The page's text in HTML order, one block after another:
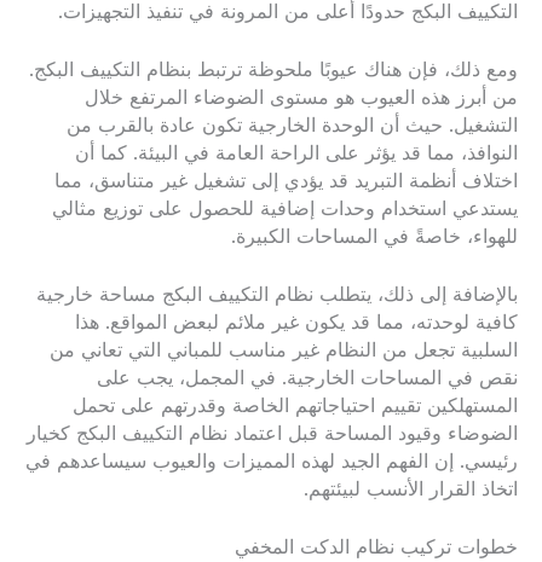
التكييف البكج حدودًا أعلى من المرونة في تنفيذ التجهيزات.
ومع ذلك، فإن هناك عيوبًا ملحوظة ترتبط بنظام التكييف البكج.
من أبرز هذه العيوب هو مستوى الضوضاء المرتفع خلال
التشغيل. حيث أن الوحدة الخارجية تكون عادة بالقرب من
النوافذ، مما قد يؤثر على الراحة العامة في البيئة. كما أن
اختلاف أنظمة التبريد قد يؤدي إلى تشغيل غير متناسق، مما
يستدعي استخدام وحدات إضافية للحصول على توزيع مثالي
للهواء، خاصةً في المساحات الكبيرة.
بالإضافة إلى ذلك، يتطلب نظام التكييف البكج مساحة خارجية
كافية لوحدته، مما قد يكون غير ملائم لبعض المواقع. هذا
السلبية تجعل من النظام غير مناسب للمباني التي تعاني من
نقص في المساحات الخارجية. في المجمل، يجب على
المستهلكين تقييم احتياجاتهم الخاصة وقدرتهم على تحمل
الضوضاء وقيود المساحة قبل اعتماد نظام التكييف البكج كخيار
رئيسي. إن الفهم الجيد لهذه المميزات والعيوب سيساعدهم في
اتخاذ القرار الأنسب لبيئتهم.
خطوات تركيب نظام الدكت المخفي